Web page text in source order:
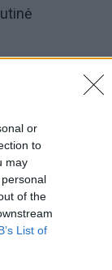
or
to
may
of the
List of